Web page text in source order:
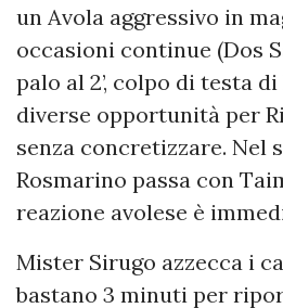
un Avola aggressivo in
occasioni continue (Dos
palo al 2’, colpo di testa di
diverse opportunità per
senza concretizzare. Nel
Rosmarino passa con
reazione avolese è
Mister Sirugo azzecca i
bastano 3 minuti per